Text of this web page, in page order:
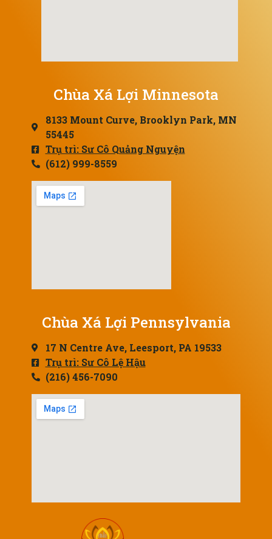
Chùa Xá Lợi Minnesota
8133 Mount Curve, Brooklyn Park, MN
55445
Trụ trì: Sư Cô Quảng Nguyện
(612) 999-8559
Chùa Xá Lợi Pennsylvania
17 N Centre Ave, Leesport, PA 19533
Trụ trì: Sư Cô Lệ Hậu
(216) 456-7090